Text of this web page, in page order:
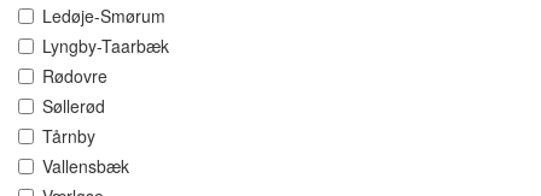
Ledøje-Smørum
Lyngby-Taarbæk
Rødovre
Søllerød
Tårnby
Vallensbæk